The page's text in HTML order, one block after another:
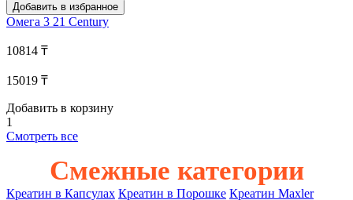
Добавить в избранное
Омега 3 21 Century
10814 ₸
15019 ₸
Добавить в корзину
1
Смотреть все
Смежные категории
Креатин в Капсулах Креатин в Порошке Креатин Maxler